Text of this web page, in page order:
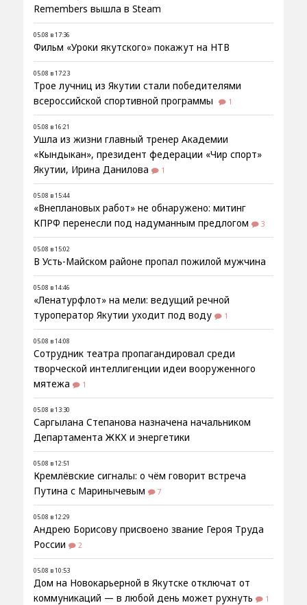
Remembers вышла в Steam
05.08 в 17:36
Фильм «Уроки якутского» покажут на НТВ
05.08 в 17:23
Трое лучниц из Якутии стали победителями
всероссийской спортивной программы
1
05.08 в 16:21
Ушла из жизни главный тренер Академии
«Кындыкан», президент федерации «Чир спорт»
Якутии, Ирина Данилова
1
05.08 в 15:44
«Внеплановых работ» не обнаружено: митинг
КПРФ перенесли под надуманным предлогом
3
05.08 в 15:02
В Усть-Майском районе пропал пожилой мужчина
05.08 в 14:46
«Ленатурфлот» на мели: ведущий речной
туроператор Якутии уходит под воду
1
05.08 в 14:08
Сотрудник театра пропагандировал среди
творческой интеллигенции идеи вооруженного
мятежа
1
05.08 в 13:30
Саргылана Степанова назначена начальником
Департамента ЖКХ и энергетики
05.08 в 12:51
Кремлёвские сигналы: о чём говорит встреча
Путина с Маринычевым
7
05.08 в 12:29
Андрею Борисову присвоено звание Героя Труда
России
2
05.08 в 10:53
Дом на Новокарьерной в Якутске отключат от
коммуникаций — в любой день может рухнуть
1